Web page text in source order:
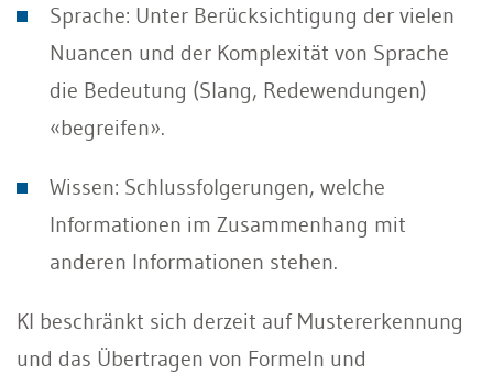
Sprache: Unter Berücksichtigung der vielen
Nuancen und der Komplexität von Sprache
die Bedeutung (Slang, Redewendungen)
«begreifen».
Wissen: Schlussfolgerungen, welche
Informationen im Zusammenhang mit
anderen Informationen stehen.
KI beschränkt sich derzeit auf Mustererkennung
und das Übertragen von Formeln und